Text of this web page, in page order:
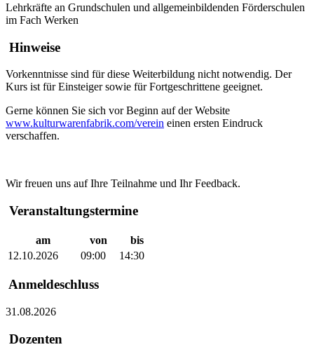
Lehrkräfte an Grundschulen und allgemeinbildenden Förderschulen
im Fach Werken
Hinweise
Vorkenntnisse sind für diese Weiterbildung nicht notwendig. Der
Kurs ist für Einsteiger sowie für Fortgeschrittene geeignet.
Gerne können Sie sich vor Beginn auf der Website
www.kulturwarenfabrik.com/verein einen ersten Eindruck
verschaffen.
Wir freuen uns auf Ihre Teilnahme und Ihr Feedback.
Veranstaltungstermine
am von
bis
12.10.2026
09:00 14:30
Anmeldeschluss
31.08.2026
Dozenten